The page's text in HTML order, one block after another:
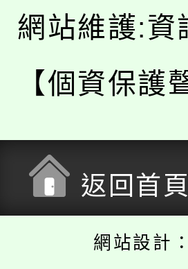
網站維護:資
【個資保護
返回首頁
網站設計